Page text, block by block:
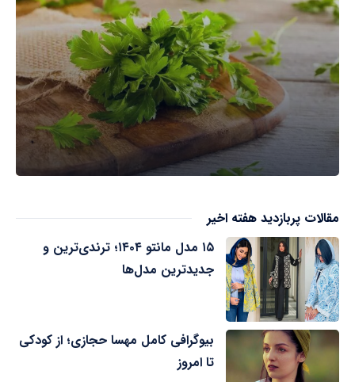
مقالات پربازدید هفته اخیر
۱۵ مدل مانتو ۱۴۰۴؛ ترندی‌ترین و
جدیدترین مدل‌ها
بیوگرافی کامل مهسا حجازی؛ از کودکی
تا امروز